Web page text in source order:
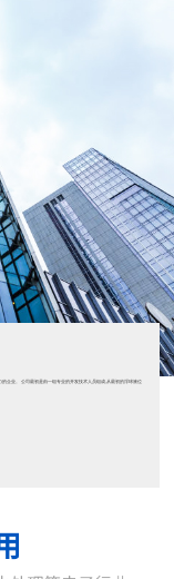
企业。 公司最初是由一组专业的开发技术人员组成,从最初的浮球液位